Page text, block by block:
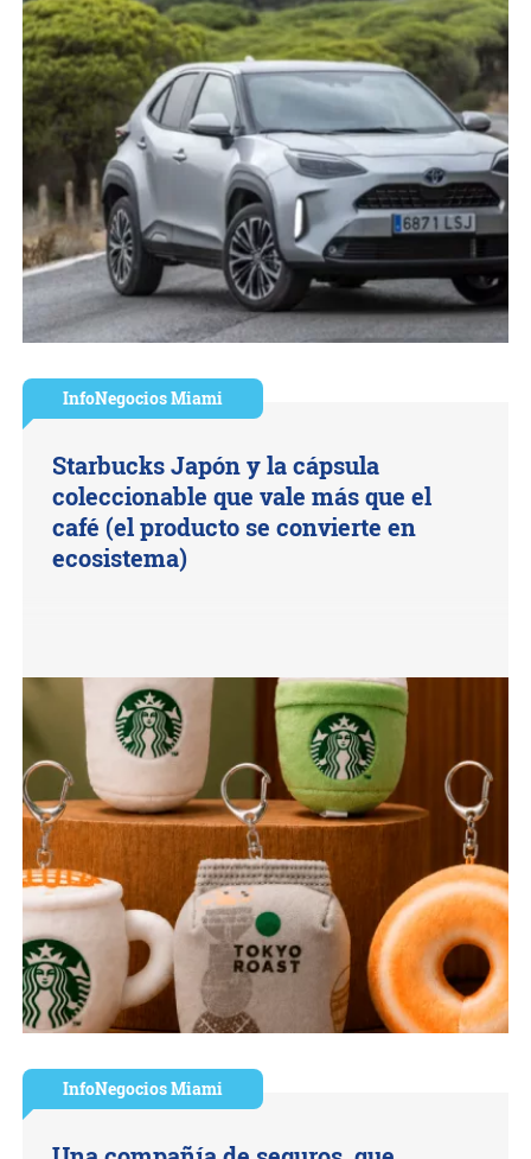
InfoNegocios Miami
Starbucks Japón y la cápsula
coleccionable que vale más que el
café (el producto se convierte en
ecosistema)
InfoNegocios Miami